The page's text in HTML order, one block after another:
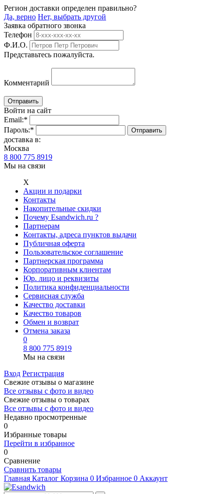
Регион доставки определен правильно?
Да, верно Нет, выбрать другой
Заявка обратного звонка
Телефон
Ф.И.О.
Представьтесь пожалуйста.
Комментарий
Войти на сайт
Email:*
Пароль:*
доставка в:
Москва
8 800 775 8919
Мы на связи
Х
Акции и подарки
Контакты
Накопительные скидки
Почему Esandwich.ru ?
Партнерам
Контакты, адреса пунктов выдачи
Публичная оферта
Пользовательское соглашение
Партнерская программа
Корпоративным клиентам
Юр. лицо и реквизиты
Политика конфиденциальности
Сервисная служба
Качество доставки
Качество товаров
Обмен и возврат
Отмена заказа
0
8 800 775 8919
Мы на связи
Вход Регистрация
Свежие отзывы о магазине
Все отзывы с фото и видео
Свежие отзывы о товарах
Все отзывы c фото и видео
Недавно просмотренные
0
Избранные товары
Перейти в избранное
0
Сравнение
Сравнить товары
Главная Каталог Корзина 0 Избранное 0 Аккаунт